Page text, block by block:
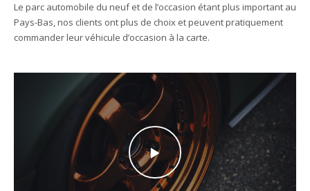
Le parc automobile du neuf et de l’occasion étant plus important au
Pays-Bas, nos clients ont plus de choix et peuvent pratiquement
commander leur véhicule d’occasion à la carte.